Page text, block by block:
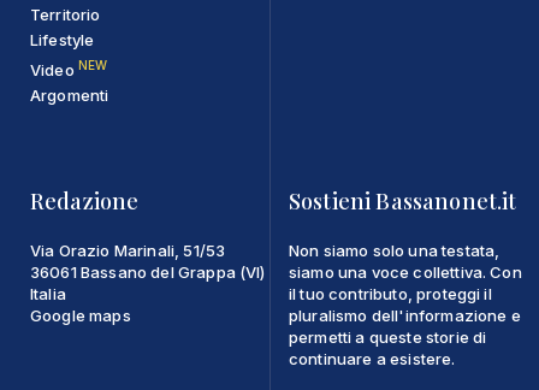
Territorio
Lifestyle
Video NEW
Argomenti
Redazione
Via Orazio Marinali, 51/53
36061 Bassano del Grappa (VI)
Italia
Google maps
Sostieni Bassanonet.it
Non siamo solo una testata,
siamo una voce collettiva. Con
il tuo contributo, proteggi il
pluralismo dell'informazione e
permetti a queste storie di
continuare a esistere.